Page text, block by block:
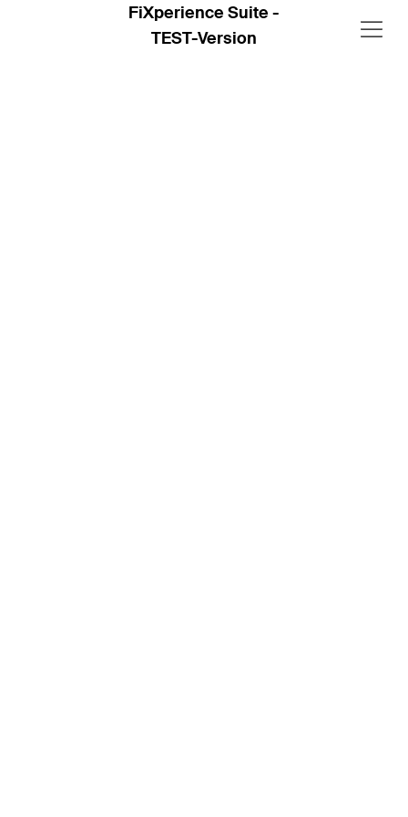
FiXperience Suite -
TEST-Version